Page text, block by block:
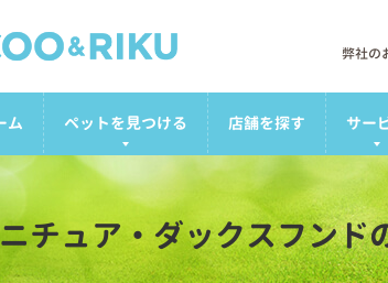
弊社の
ム ペットを見つける 店舗を探す サー
チュア・ダックスフン